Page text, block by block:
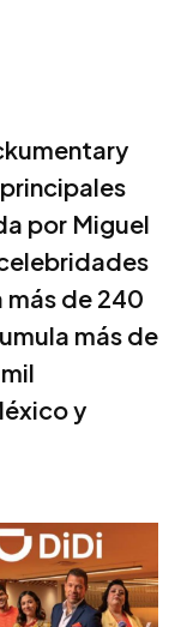
por Miguel
más de 240
más de
y